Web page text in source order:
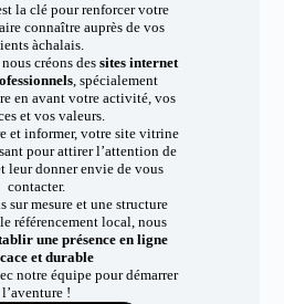
la clé pour renforcer votre
connaître auprès de vos
àchalais.
créons dessites internet
, spécialement
en avant votre activité, vos
et vos valeurs.
et informer, votre site vitrine
pour attirer l’attention de
leur donner envie de vous
contacter.
sur mesure et une structure
référencement local, nous
une présence en ligne
et durable
notre équipe pour démarrer
l’aventure !